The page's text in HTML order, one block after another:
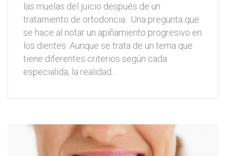
las muelas del juicio después de un
tratamiento de ortodoncia. Una pregunta que
se hace al notar un apiñamiento progresivo en
los dientes. Aunque se trata de un tema que
tiene diferentes criterios según cada
especialida, la realidad…